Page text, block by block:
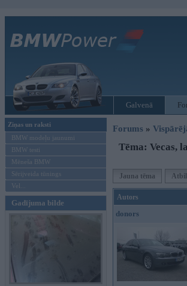
Galvenā
Ziņas un raksti
BMW modeļu jaunumi
BMW testi
Mēneša BMW
Sērijveida tūnings
Vel...
Gadījuma bilde
Forums »
Tēma: Vecas,
Jauna tēma
Autors
donors